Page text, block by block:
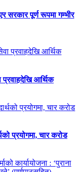
सरकार पूर्ण रूपमा गम्भीर
प्रवाहदेखि आर्थिक
प्रयोगमा, चार करोड